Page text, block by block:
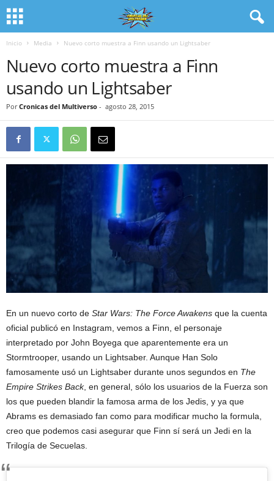
Inicio Media Nuevo corto muestra a Finn usando un Lightsaber
Nuevo corto muestra a Finn
usando un Lightsaber
Por Cronicas del Multiverso - agosto 28, 2015
En un nuevo corto de Star Wars: The Force Awakens que la cuenta
oficial publicó en Instagram, vemos a Finn, el personaje
interpretado por John Boyega que aparentemente era un
Stormtrooper, usando un Lightsaber. Aunque Han Solo
famosamente usó un Lightsaber durante unos segundos en The
Empire Strikes Back, en general, sólo los usuarios de la Fuerza son
los que pueden blandir la famosa arma de los Jedis, y ya que
Abrams es demasiado fan como para modificar mucho la formula,
creo que podemos casi asegurar que Finn sí será un Jedi en la
Trilogía de Secuelas.